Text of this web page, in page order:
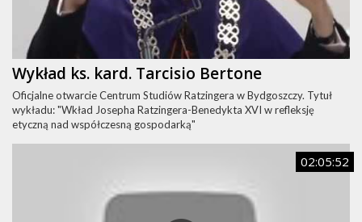
Wykład ks. kard. Tarcisio Bertone
Oficjalne otwarcie Centrum Studiów Ratzingera w Bydgoszczy. Tytuł
wykładu: "Wkład Josepha Ratzingera-Benedykta XVI w refleksję
etyczną nad współczesną gospodarką"
02:05:52